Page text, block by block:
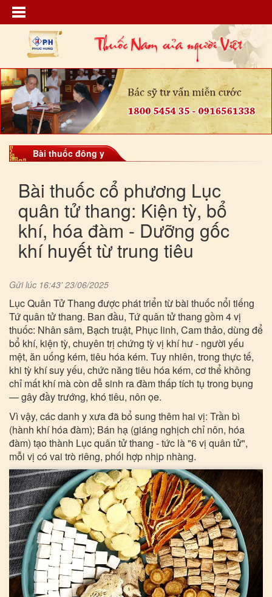
Bài thuốc đông y
Bài thuốc cổ phương Lục
quân tử thang: Kiện tỳ, bổ
khí, hóa đàm - Dưỡng gốc
khí huyết từ trung tiêu
Gửi lúc 16:43' 23/06/2025
Lục Quân Tử Thang được phát triển từ bài thuốc nổi tiếng
Tứ quân tử thang. Ban đầu, Tứ quân tử thang gồm 4 vị
thuốc: Nhân sâm, Bạch truật, Phục linh, Cam thảo, dùng để
bổ khí, kiện tỳ, chuyên trị chứng tỳ vị khí hư - người yếu
mệt, ăn uống kém, tiêu hóa kém. Tuy nhiên, trong thực tế,
khi tỳ khí suy yếu, chức năng tiêu hóa kém, cơ thể không
chỉ mất khí mà còn dễ sinh ra đàm thấp tích tụ trong bụng
— gây đầy trướng, khó tiêu, nôn ọe.
Vì vậy, các danh y xưa đã bổ sung thêm hai vị: Trần bì
(hành khí hóa đàm); Bán hạ (giáng nghịch chỉ nôn, hóa
đàm) tạo thành Lục quân tử thang - tức là "6 vị quân tử",
mỗi vị có vai trò riêng, phối hợp nhịp nhàng.